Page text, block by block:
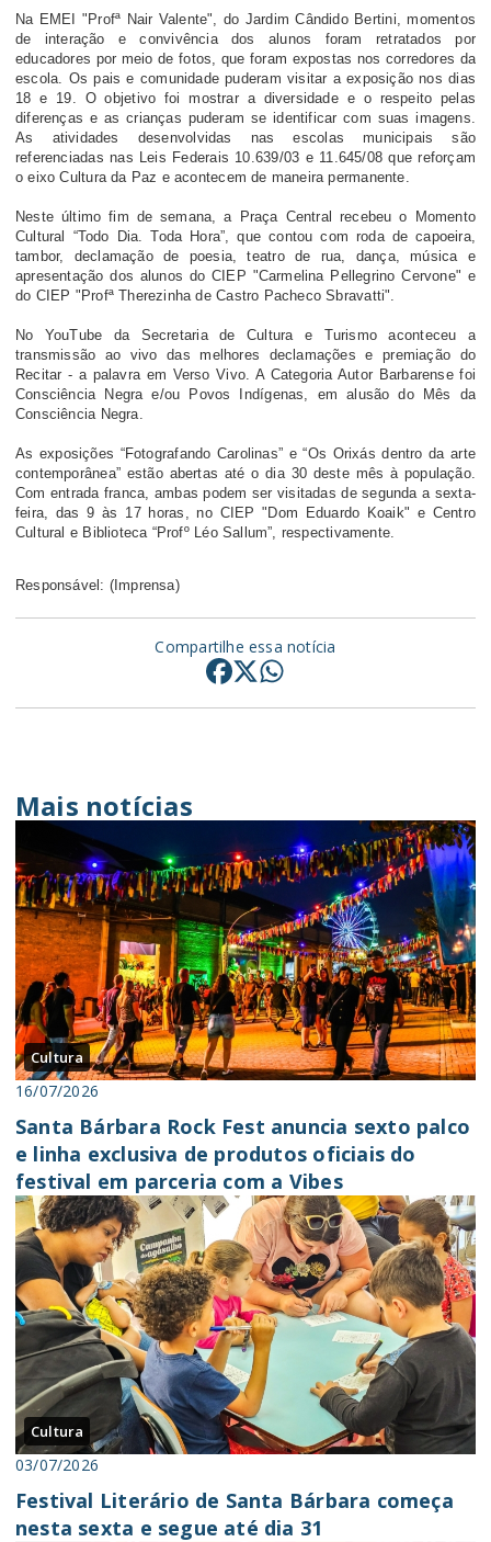
Na EMEI "Profª Nair Valente", do Jardim Cândido Bertini, momentos
de interação e convivência dos alunos foram retratados por
educadores por meio de fotos, que foram expostas nos corredores da
escola. Os pais e comunidade puderam visitar a exposição nos dias
18 e 19. O objetivo foi mostrar a diversidade e o respeito pelas
diferenças e as crianças puderam se identificar com suas imagens.
As atividades desenvolvidas nas escolas municipais são
referenciadas nas Leis Federais 10.639/03 e 11.645/08 que reforçam
o eixo Cultura da Paz e acontecem de maneira permanente.
Neste último fim de semana, a Praça Central recebeu o Momento
Cultural “Todo Dia. Toda Hora”, que contou com roda de capoeira,
tambor, declamação de poesia, teatro de rua, dança, música e
apresentação dos alunos do CIEP "Carmelina Pellegrino Cervone" e
do CIEP "Profª Therezinha de Castro Pacheco Sbravatti".
No YouTube da Secretaria de Cultura e Turismo aconteceu a
transmissão ao vivo das melhores declamações e premiação do
Recitar - a palavra em Verso Vivo. A Categoria Autor Barbarense foi
Consciência Negra e/ou Povos Indígenas, em alusão do Mês da
Consciência Negra.
As exposições “Fotografando Carolinas” e “Os Orixás dentro da arte
contemporânea” estão abertas até o dia 30 deste mês à população.
Com entrada franca, ambas podem ser visitadas de segunda a sexta-
feira, das 9 às 17 horas, no CIEP "Dom Eduardo Koaik" e Centro
Cultural e Biblioteca “Profº Léo Sallum”, respectivamente.
Responsável: (Imprensa)
Compartilhe essa notícia
Mais notícias
Cultura
16/07/2026
Santa Bárbara Rock Fest anuncia sexto palco
e linha exclusiva de produtos oficiais do
festival em parceria com a Vibes
Cultura
03/07/2026
Festival Literário de Santa Bárbara começa
nesta sexta e segue até dia 31